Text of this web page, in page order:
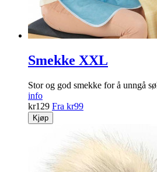
Smekke XXL
Stor og god smekke for å unngå
info
kr129 Fra kr99
Kjøp